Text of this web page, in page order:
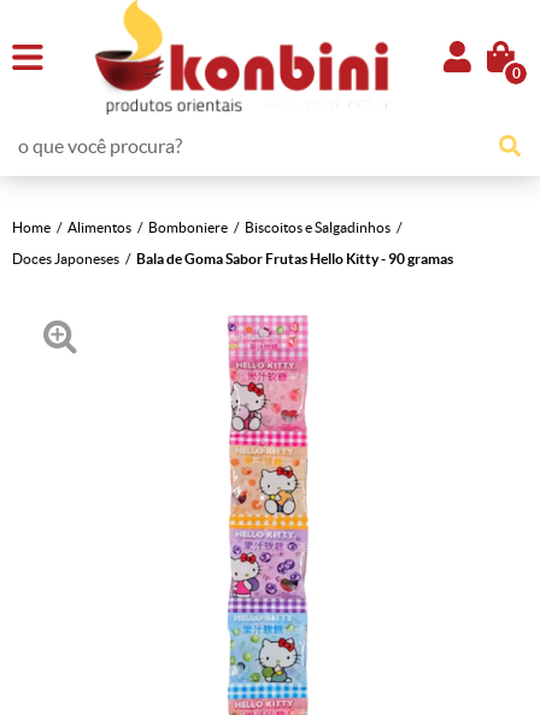
0
Home Alimentos Bomboniere
Biscoitos e Salgadinhos
Doces Japoneses
Bala de Goma Sabor Frutas Hello Kitty - 90 gramas